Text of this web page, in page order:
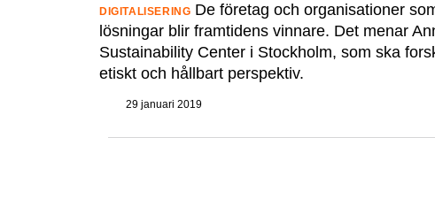
DIGITALISERING De företag och organisationer
lösningar blir framtidens vinnare. Det menar
Sustainability Center i Stockholm, som ska
etiskt och hållbart perspektiv.
29 januari 2019